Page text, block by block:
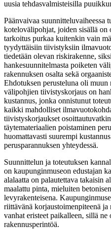
uusia tehdasvalmisteisilla
Päänvaivaa
kotelovälipohjat, joiden sisällä on
tarkoitus purkaa kuitenkin vain
tyydyttäisiin tiivistyksiin
tiedetään olevan riskirakenne,
hankesuunnitelmasta poiketen
rakennuksen osalta sekä
Ehdotuksen perusteluna oli muun
välipohjien tiivistyskorjaus on
kustannus, jonka onnistunut
kaikki mahdolliset
tiivistyskorjaukset
täytemateriaalien poistaminen
huomattavasti suurempi
perusparannuksen yhteydessä.
Suunnittelun ja toteutuksen
on kaupunginmuseon edustajan
alalaatta on palautettava takaisin
maalattu pinta, mieluiten
levyrakenteisena.
riittävänä korjaustoimenpiteenä ja
vanhat eristeet paikalleen, sillä ne
rakennusperintöä.